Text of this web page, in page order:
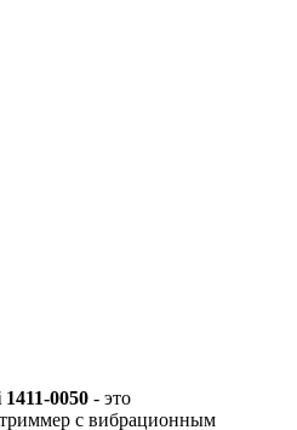
0050 - это
с вибрационным